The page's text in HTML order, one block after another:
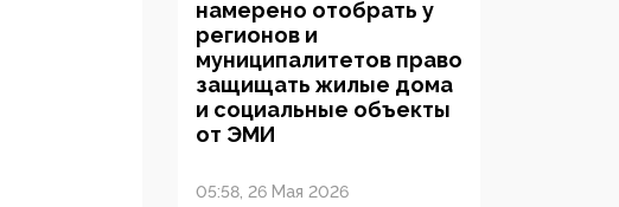
намерено отобрать у
регионов и
муниципалитетов право
защищать жилые дома
и социальные объекты
от ЭМИ
05:58, 26 Мая 2026